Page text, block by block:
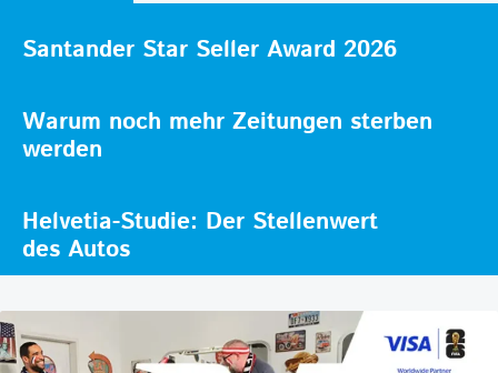
Santander Star Seller Award 2026
Warum noch mehr Zeitungen sterben
werden
Helvetia-Studie: Der Stellenwert
des Autos